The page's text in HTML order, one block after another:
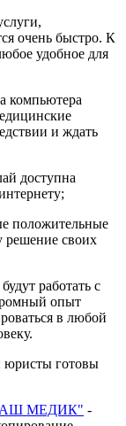
очень быстро. К
удобное для
компьютера
и ждать
доступна
положительные
решение своих
работать с
опыт
в любой
юристы готовы
МЕДИК" -